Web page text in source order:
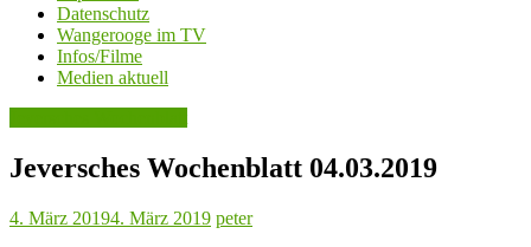
Datenschutz
Wangerooge im TV
Infos/Filme
Medien aktuell
Jeversches Wochenblatt 04.03.2019
4. März 20194. März 2019 peter